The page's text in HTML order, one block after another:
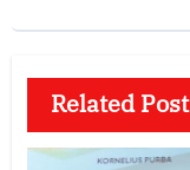
Related Post